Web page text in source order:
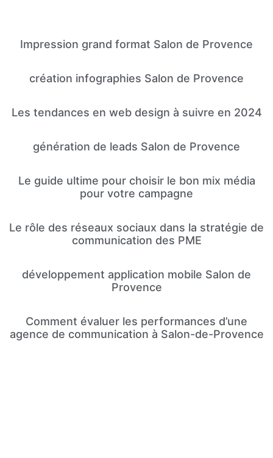
Impression grand format Salon de Provence
création infographies Salon de Provence
Les tendances en web design à suivre en 2024
génération de leads Salon de Provence
Le guide ultime pour choisir le bon mix média
pour votre campagne
Le rôle des réseaux sociaux dans la stratégie de
communication des PME
développement application mobile Salon de
Provence
Comment évaluer les performances d’une
agence de communication à Salon-de-Provence